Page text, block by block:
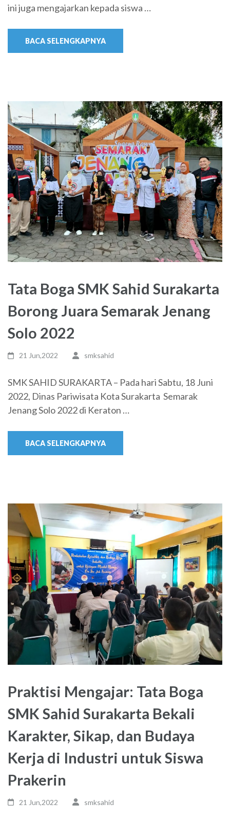
ini juga mengajarkan kepada siswa …
BACA SELENGKAPNYA
Tata Boga SMK Sahid Surakarta
Borong Juara Semarak Jenang
Solo 2022
21 Jun,2022 smksahid
SMK SAHID SURAKARTA – Pada hari Sabtu, 18 Juni
2022, Dinas Pariwisata Kota Surakarta Semarak
Jenang Solo 2022 di Keraton …
BACA SELENGKAPNYA
Praktisi Mengajar: Tata Boga
SMK Sahid Surakarta Bekali
Karakter, Sikap, dan Budaya
Kerja di Industri untuk Siswa
Prakerin
21 Jun,2022 smksahid